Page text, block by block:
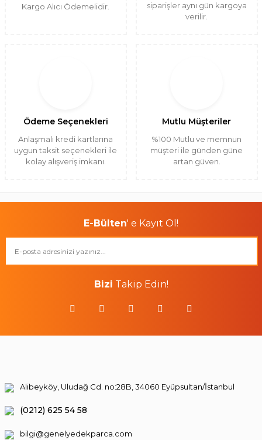
Kargo Alıcı Ödemelidir.
siparişler aynı gün kargoya
verilir.
Ödeme Seçenekleri
Anlaşmalı kredi kartlarına
uygun taksit seçenekleri ile
kolay alışveriş imkanı.
Mutlu Müşteriler
%100 Mutlu ve memnun
müşteri ile günden güne
artan güven.
E-Bülten' e Kayıt Ol!
Bizi Takip Edin!
Alibeyköy, Uludağ Cd. no:28B, 34060 Eyüpsultan/İstanbul
(0212) 625 54 58
bilgi@genelyedekparca.com